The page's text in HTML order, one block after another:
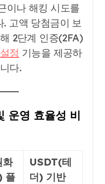
이나 해킹 시도를
고액 당첨금이 보
2단계 인증(2FA)
정 기능을 제공하
다.
운영 효율성 비
화
플
USDT(테
더) 기반